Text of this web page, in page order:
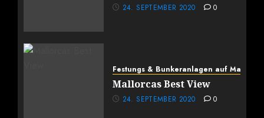
24. SEPTEMBER 2020 0
Festungs & Bunkeranlagen auf Mallorca
Mallorcas Best View
24. SEPTEMBER 2020 0